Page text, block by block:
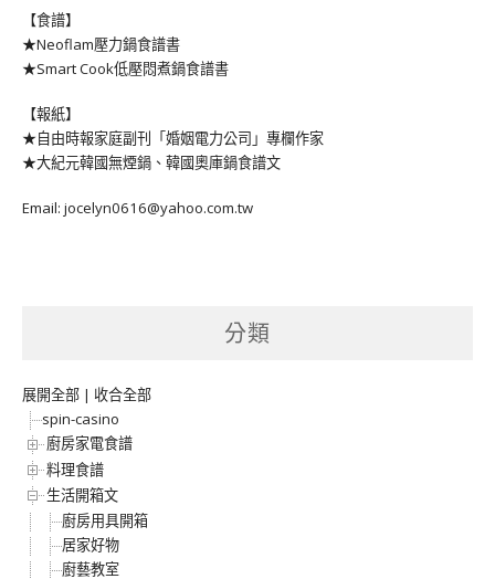
【食譜】
★Neoflam壓力鍋食譜書
★Smart Cook低壓悶煮鍋食譜書
【報紙】
★自由時報家庭副刊「婚姻電力公司」專欄作家
★大紀元韓國無煙鍋、韓國奧庫鍋食譜文
Email: jocelyn0616@yahoo.com.tw
分類
展開全部 | 收合全部
spin-casino
廚房家電食譜
料理食譜
生活開箱文
廚房用具開箱
居家好物
廚藝教室